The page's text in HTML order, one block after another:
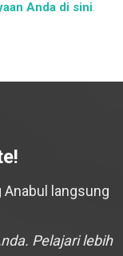
Anda di sini.
langsung
Pelajari lebih